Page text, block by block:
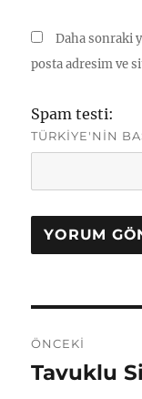
Daha sonraki
posta adresim ve
Spam testi:
TÜRKIYE'NIN
ÖNCEKI
Önceki
Tavuklu